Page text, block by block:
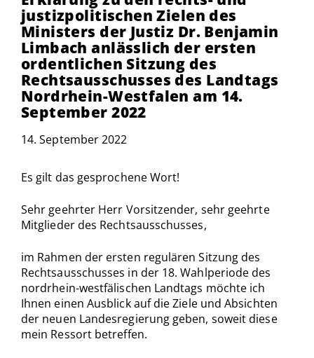
justizpolitischen Zielen des
Ministers der Justiz Dr. Benjamin
Limbach anlässlich der ersten
ordentlichen Sitzung des
Rechtsausschusses des Landtags
Nordrhein-Westfalen am 14.
September 2022
14. September 2022
Es gilt das gesprochene Wort!
Sehr geehrter Herr Vorsitzender, sehr geehrte
Mitglieder des Rechtsausschusses,
im Rahmen der ersten regulären Sitzung des
Rechtsausschusses in der 18. Wahlperiode des
nordrhein-westfälischen Landtags möchte ich
Ihnen einen Ausblick auf die Ziele und Absichten
der neuen Landesregierung geben, soweit diese
mein Ressort betreffen.